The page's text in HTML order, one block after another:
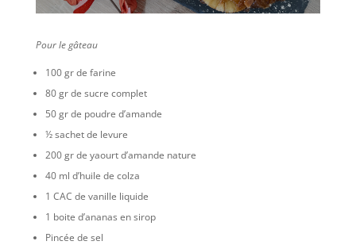
Pour le gâteau
100 gr de farine
80 gr de sucre complet
50 gr de poudre d’amande
½ sachet de levure
200 gr de yaourt d’amande nature
40 ml d’huile de colza
1 CAC de vanille liquide
1 boite d’ananas en sirop
Pincée de sel